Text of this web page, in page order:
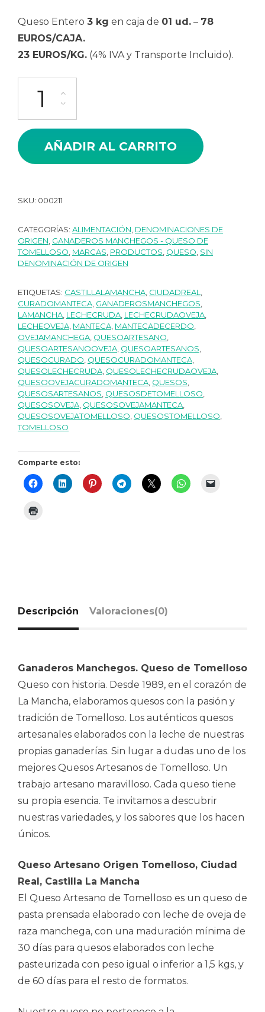
Queso Entero 3 kg en caja de 01 ud. – 78
EUROS/CAJA.
23 EUROS/KG. (4% IVA y Transporte Incluido).
AÑADIR AL CARRITO
SKU: 000211
CATEGORÍAS: ALIMENTACIÓN DENOMINACIONES DE
ORIGEN GANADEROS MANCHEGOS - QUESO DE
TOMELLOSO MARCAS PRODUCTOS QUESO SIN
DENOMINACIÓN DE ORIGEN
ETIQUETAS: CASTILLALAMANCHA CIUDADREAL
CURADOMANTECA GANADEROSMANCHEGOS
LAMANCHA LECHECRUDA LECHECRUDAOVEJA
LECHEOVEJA MANTECA MANTECADECERDO
OVEJAMANCHEGA QUESOARTESANO
QUESOARTESANOOVEJA QUESOARTESANOS
QUESOCURADO QUESOCURADOMANTECA
QUESOLECHECRUDA QUESOLECHECRUDAOVEJA
QUESOOVEJACURADOMANTECA QUESOS
QUESOSARTESANOS QUESOSDETOMELLOSO
QUESOSOVEJA QUESOSOVEJAMANTECA
QUESOSOVEJATOMELLOSO QUESOSTOMELLOSO
TOMELLOSO
Comparte esto:
Descripción Valoraciones(0)
Ganaderos Manchegos. Queso de Tomelloso
Queso con historia. Desde 1989, en el corazón de
La Mancha, elaboramos quesos con la pasión y
tradición de Tomelloso. Los auténticos quesos
artesanales elaborados con la leche de nuestras
propias ganaderías. Sin lugar a dudas uno de los
mejores Quesos Artesanos de Tomelloso. Un
trabajo artesano maravilloso. Cada queso tiene
su propia esencia. Te invitamos a descubrir
nuestras variedades, y los sabores que los hacen
únicos.
Queso Artesano Origen Tomelloso, Ciudad
Real, Castilla La Mancha
El Queso Artesano de Tomelloso es un queso de
pasta prensada elaborado con leche de oveja de
raza manchega, con una maduración mínima de
30 días para quesos elaborados con leche
pasteurizada con peso igual o inferior a 1,5 kgs, y
de 60 días para el resto de formatos.